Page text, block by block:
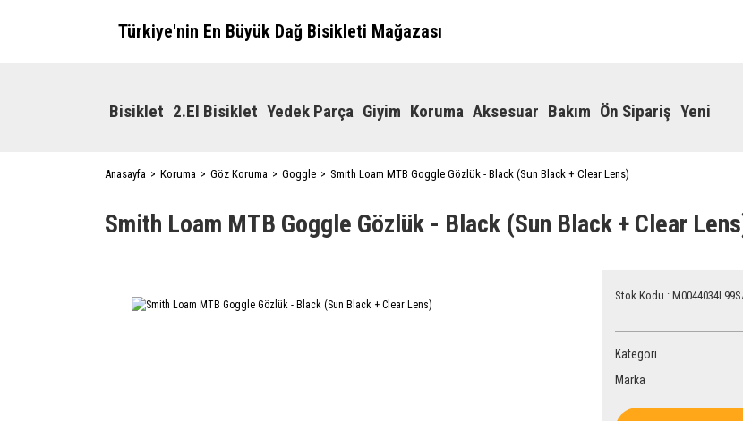
Türkiye'nin En Büyük Dağ Bisikleti Mağazası
Bisiklet 2.El Bisiklet Yedek Parça Giyim Koruma Aksesuar Bakım Ön Sipariş Yeni
Anasayfa Koruma Göz Koruma Goggle Smith Loam MTB Goggle Gözlük - Black (Sun Black + Clear Lens)
Smith Loam MTB Goggle Gözlük - Black (Sun Black + Clear
Stok Kodu :
Kategori
Marka